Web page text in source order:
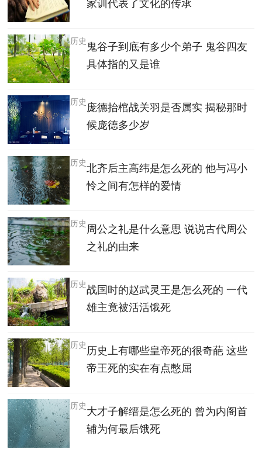
家训代表了文化的传承
鬼谷子到底有多少个弟子 鬼谷四友
具体指的又是谁
历史
庞德抬棺战关羽是否属实 揭秘那时
候庞德多少岁
历史
北齐后主高纬是怎么死的 他与冯小
怜之间有怎样的爱情
历史
周公之礼是什么意思 说说古代周公
之礼的由来
历史
战国时的赵武灵王是怎么死的 一代
雄主竟被活活饿死
历史
历史上有哪些皇帝死的很奇葩 这些
帝王死的实在有点憋屈
历史
大才子解缙是怎么死的 曾为内阁首
辅为何最后饿死
历史